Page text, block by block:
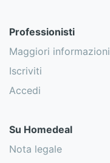
Professionisti
Maggiori informazioni
Iscriviti
Accedi
Su Homedeal
Nota legale